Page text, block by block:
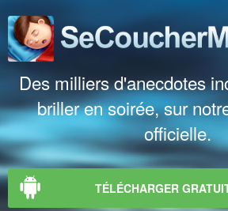
Des milliers d'anecdotes
briller en soirée, sur
officielle.
TÉLÉCHARGER